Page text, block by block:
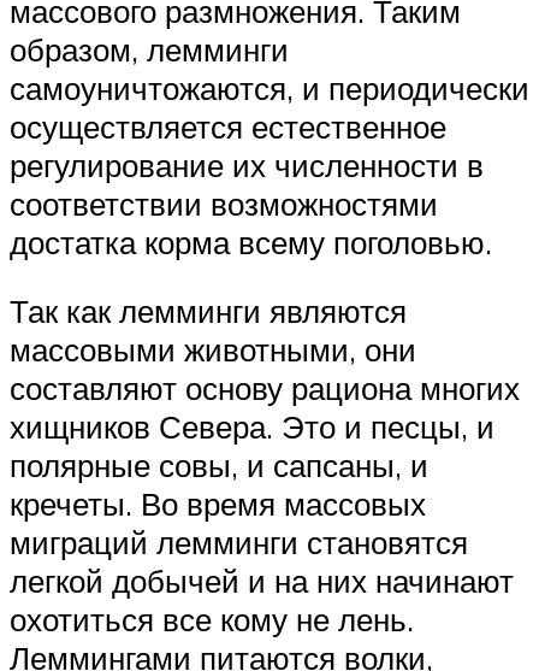
массового размножения. Таким
образом, лемминги
самоуничтожаются, и периодически
осуществляется естественное
регулирование их численности в
соответствии возможностями
достатка корма всему поголовью.
Так как лемминги являются
массовыми животными, они
составляют основу рациона многих
хищников Севера. Это и песцы, и
полярные совы, и сапсаны, и
кречеты. Во время массовых
миграций лемминги становятся
легкой добычей и на них начинают
охотиться все кому не лень.
Леммингами питаются волки,